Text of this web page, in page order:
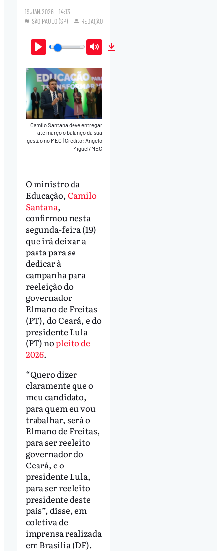
19.JAN.2026 - 14:13
SÃO PAULO (SP)
REDAÇÃO
Play Mute
Camilo Santana deve entregar
até março o balanço da sua
gestão no MEC Crédito: Angelo
Miguel/MEC
O ministro da
Educação, Camilo
Santana,
confirmou nesta
segunda-feira (19)
que irá deixar a
pasta para se
dedicar à
campanha para
reeleição do
governador
Elmano de Freitas
(PT), do Ceará, e do
presidente Lula
(PT) nopleito de
2026.
“Quero dizer
claramente que o
meu candidato,
para quem eu vou
trabalhar, será o
Elmano de Freitas,
para ser reeleito
governador do
Ceará, e o
presidente Lula,
para ser reeleito
presidente deste
país”, disse, em
coletiva de
imprensa realizada
em Brasília (DF).